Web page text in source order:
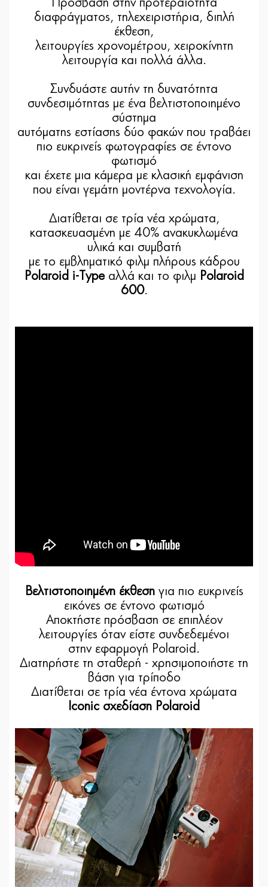
Πρόσβαση στην προτεραιότητα
διαφράγματος, τηλεχειριστήρια, διπλή
έκθεση,
λειτουργίες χρονομέτρου, χειροκίνητη
λειτουργία και πολλά άλλα.
Συνδυάστε αυτήν τη δυνατότητα
συνδεσιμότητας με ένα βελτιστοποιημένο
σύστημα
αυτόματης εστίασης δύο φακών που τραβάει
πιο ευκρινείς φωτογραφίες σε έντονο
φωτισμό
και έχετε μια κάμερα με κλασική εμφάνιση
που είναι γεμάτη μοντέρνα τεχνολογία.
Διατίθεται σε τρία νέα χρώματα,
κατασκευασμένη με 40% ανακυκλωμένα
υλικά και συμβατή
με το εμβληματικό φιλμ πλήρους κάδρου
Polaroid i-Typeαλλά και το φιλμ Polaroid
600.
Βελτιστοποιημένη έκθεσηγια πιο ευκρινείς
εικόνες σε έντονο φωτισμό
Αποκτήστε πρόσβαση σε επιπλέον
λειτουργίες όταν είστε συνδεδεμένοι
στην εφαρμογή Polaroid.
Διατηρήστε τη σταθερή - χρησιμοποιήστε τη
βάση για τρίποδο
Διατίθεται σε τρία νέα έντονα χρώματα
Iconic σχεδίαση Polaroid